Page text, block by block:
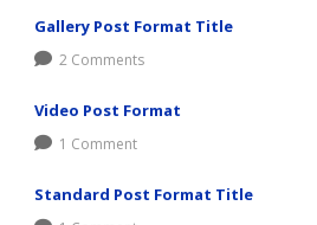
Gallery Post Format Title
2 Comments
Video Post Format
1 Comment
Standard Post Format Title